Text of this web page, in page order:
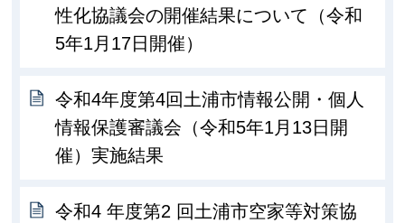
性化協議会の開催結果について（令和
5年1月17日開催）
令和4年度第4回土浦市情報公開・個人
情報保護審議会（令和5年1月13日開
催）実施結果
令和4 年度第2 回土浦市空家等対策協